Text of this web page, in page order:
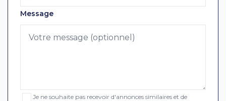
Message
Je ne souhaite pas recevoir d'annonces similaires et de